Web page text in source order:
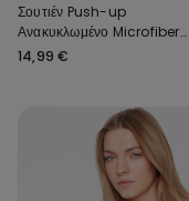
Σουτιέν Push-up
Ανακυκλωμένο Microfiber
Athens
14,99 €